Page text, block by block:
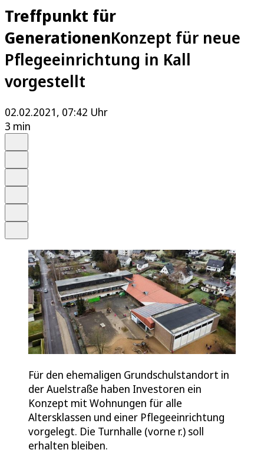
Treffpunkt für
GenerationenKonzept für neue
Pflegeeinrichtung in Kall
vorgestellt
02.02.2021, 07:42 Uhr
3 min
Für den ehemaligen Grundschulstandort in
der Auelstraße haben Investoren ein
Konzept mit Wohnungen für alle
Altersklassen und einer Pflegeeinrichtung
vorgelegt. Die Turnhalle (vorne r.) soll
erhalten bleiben.